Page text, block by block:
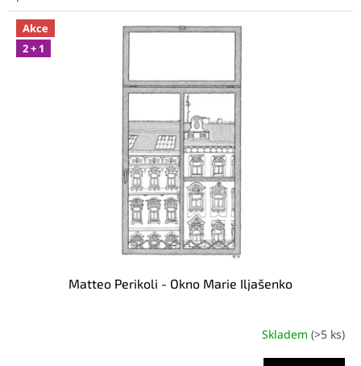
Akce
2 + 1
Matteo Perikoli - Okno Marie Iljašenko
Skladem (>5 ks)